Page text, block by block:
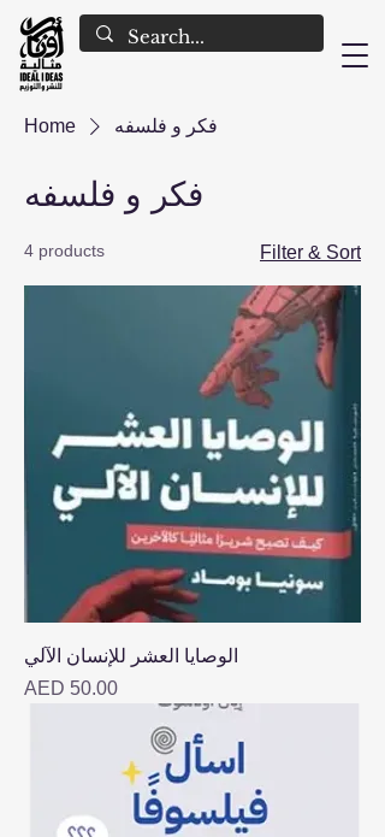
Home فكر و فلسفه
فكر و فلسفه
4 products Filter & Sort
الوصايا العشر للإنسان الآلي
Price
AED 50.00